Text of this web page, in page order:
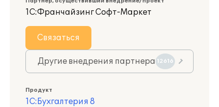
1С:Франчайзинг Софт-Маркет
Связаться
Другие внедрения партнера 12616
Продукт
1С:Бухгалтерия 8